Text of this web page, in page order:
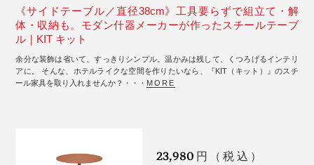
《サイドテーブル／直径38cm》工具要らずで組立て・解
体・収納も。モダン什器メーカーが作ったスチールテーブ
ル｜KIT キット
余分な装飾は省いて、すっきりシンプル。温かみは残して、くつろげるインテリ
アに。 そんな、ホテルライクな空間を作りたいなら、『KIT（キット）』のスチ
ール家具を取り入れませんか？・・・ MORE
23,980 円（税込）